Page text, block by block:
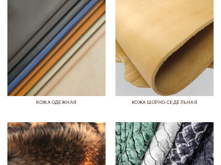
КОЖА ОДЕЖНАЯ КОЖА ШОРНО-СЕДЕЛЬНАЯ